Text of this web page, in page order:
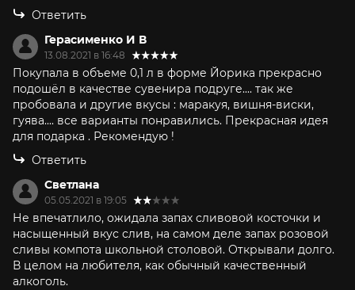
Ответить
Герасименко И В
13.08.2021 в 16:48
Покупала в объеме 0,1 л в форме Йорика прекрасно
подошёл в качестве сувенира подруге.... так же
пробовала и другие вкусы : маракуя, вишня-виски,
гуява.... все варианты понравились. Прекрасная идея
для подарка . Рекомендую !
Ответить
Светлана
05.05.2021 в 19:05
Не впечатлило, ожидала запах сливовой косточки и
насыщенный вкус слив, на самом деле запах розовой
сливы компота школьной столовой. Открывали долго.
В целом на любителя, как обычный качественный
алкоголь.